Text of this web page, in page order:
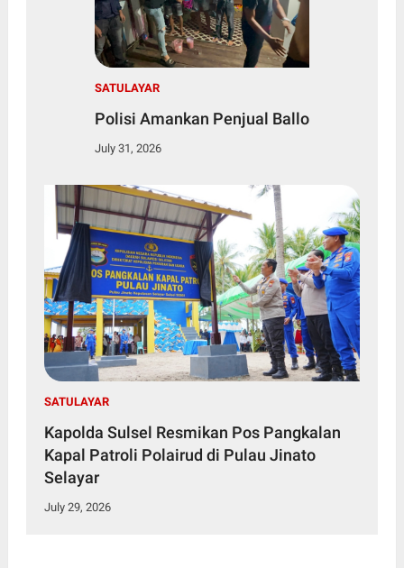
SATULAYAR
Polisi Amankan Penjual Ballo
July 31, 2026
SATULAYAR
Kapolda Sulsel Resmikan Pos Pangkalan
Kapal Patroli Polairud di Pulau Jinato
Selayar
July 29, 2026